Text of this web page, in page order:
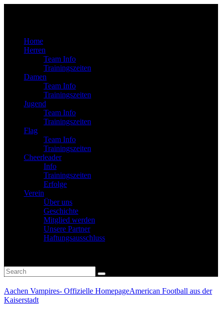
Home
Herren
Team Info
Trainingszeiten
Damen
Team Info
Trainingszeiten
Jugend
Team Info
Trainingszeiten
Flag
Team Info
Trainingszeiten
Cheerleader
Info
Trainingszeiten
Erfolge
Verein
Über uns
Geschichte
Mitglied werden
Unsere Partner
Haftungsausschluss
Aachen Vampires- Offizielle HomepageAmerican Football aus der
Kaiserstadt